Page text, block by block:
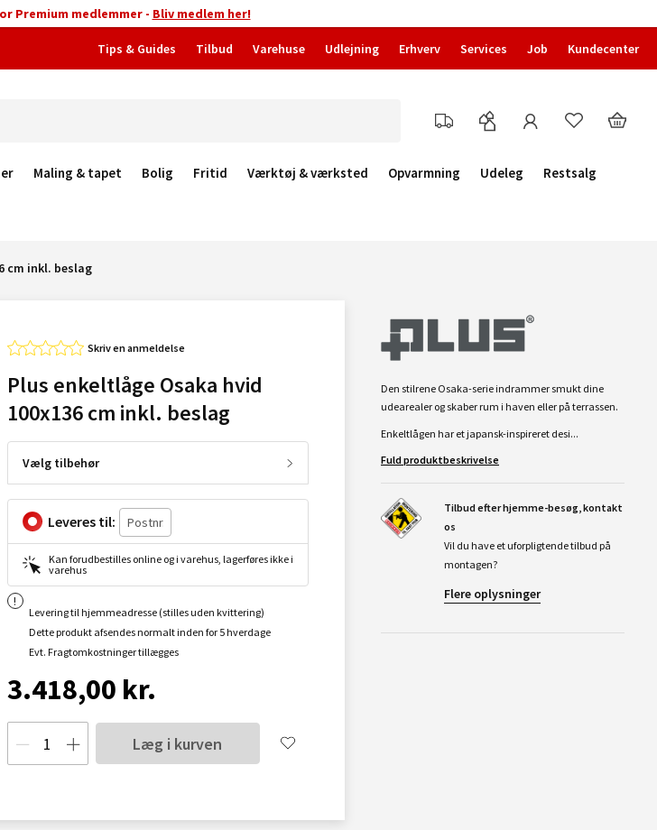
Premium medlemmer - Bliv medlem her!
Tips & Guides Tilbud Varehuse Udlejning Erhverv Services Job Kundecenter
Maling & tapet Bolig Fritid Værktøj & værksted Opvarmning Udeleg
Restsalg
cm inkl. beslag
Skriv en anmeldelse
Plus enkeltlåge Osaka hvid
100x136 cm inkl. beslag
Vælg tilbehør
Leveres til:
Kan forudbestilles online og i varehus, lagerføres ikke i
varehus
Levering til hjemmeadresse (stilles uden kvittering)
Dette produkt afsendes normalt inden for 5 hverdage
Evt. Fragtomkostninger tillægges
3.418,00 kr.
Læg i kurven
Den stilrene Osaka-serie indrammer smukt dine
udearealer og skaber rum i haven eller på terrassen.
Enkeltlågen har et japansk-inspireret desi...
Fuld produktbeskrivelse
Tilbud efter hjemme-besøg, kontakt
os
Vil du have et uforpligtende tilbud på
montagen?
Flere oplysninger